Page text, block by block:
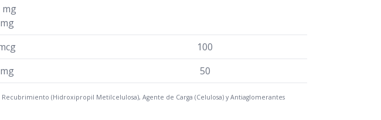
mg
100
50
(Hidroxipropil Metilcelulosa), Agente de Carga (Celulosa) y Antiaglomerantes